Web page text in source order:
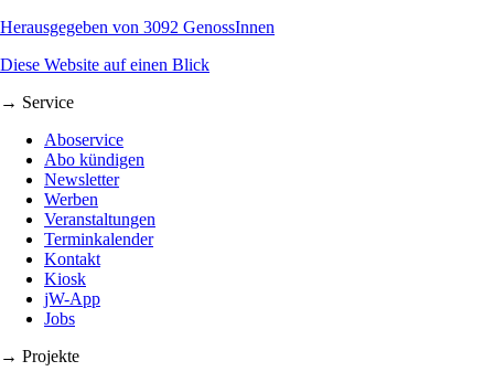
Herausgegeben von 3092 GenossInnen
Diese Website auf einen Blick
→ Service
Aboservice
Abo kündigen
Newsletter
Werben
Veranstaltungen
Terminkalender
Kontakt
Kiosk
jW-App
Jobs
→ Projekte